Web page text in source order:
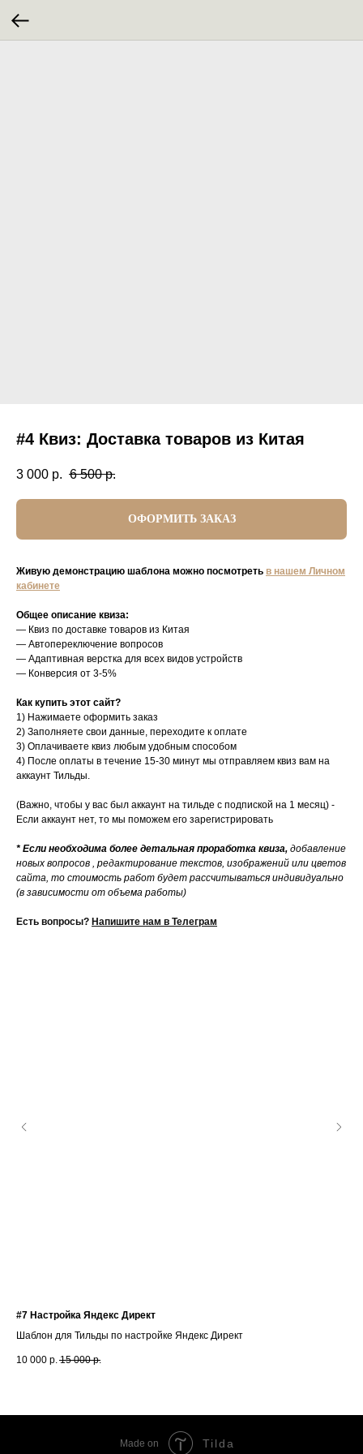
#4 Квиз: Доставка товаров из Китая
3 000 р. 6 500 р.
ОФОРМИТЬ ЗАКАЗ
Живую демонстрацию шаблона можно посмотреть в нашем Личном
кабинете
Общее описание квиза:
— Квиз по доставке товаров из Китая
— Автопереключение вопросов
— Адаптивная верстка для всех видов устройств
— Конверсия от 3-5%
Как купить этот сайт?
1) Нажимаете оформить заказ
2) Заполняете свои данные, переходите к оплате
3) Оплачиваете квиз любым удобным способом
4) После оплаты в течение 15-30 минут мы отправляем квиз вам на
аккаунт Тильды.
(Важно, чтобы у вас был аккаунт на тильде с подпиской на 1 месяц) -
Если аккаунт нет, то мы поможем его зарегистрировать
* Если необходима более детальная проработка квиза, добавление
новых вопросов , редактирование текстов, изображений или цветов
сайта, то стоимость работ будет рассчитываться индивидуально
(в зависимости от объема работы)
Есть вопросы? Напишите нам в Телеграм
#7 Настройка Яндекс Директ
Шаблон для Тильды по настройке Яндекс Директ
10 000 р. 15 000 р.
Made on Tilda